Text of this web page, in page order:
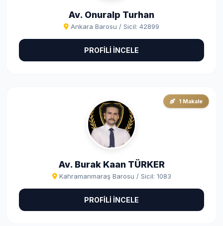
Av. Onuralp Turhan
Ankara Barosu / Sicil: 42899
PROFİLİ İNCELE
1 Makale
Av. Burak Kaan TÜRKER
Kahramanmaraş Barosu / Sicil: 1083
PROFİLİ İNCELE